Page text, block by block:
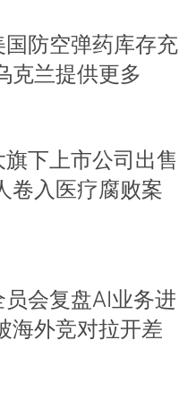
防空弹药库存充
克兰提供更多
旗下上市公司出售
卷入医疗腐败案
会复盘AI业务进
海外竞对拉开差